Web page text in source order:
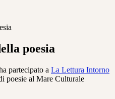
poesia
partecipato a La Lettura Intorno
poesie al Mare Culturale